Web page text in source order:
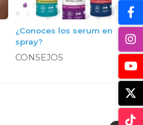
¿Conoces los serum en
spray?
CONSEJOS